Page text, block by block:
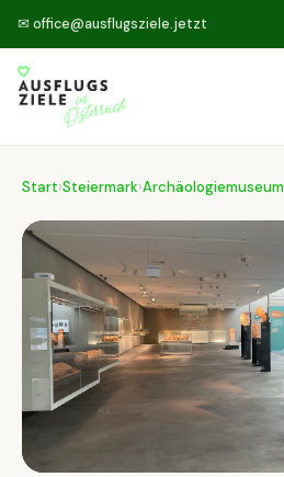
✉ office@ausflugsziele.jetzt
Start›Steiermark›Archäologiemuseum